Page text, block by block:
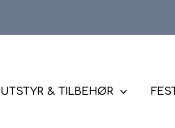
UTSTYR & TILBEHØR